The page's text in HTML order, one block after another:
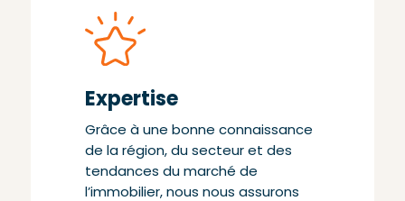
Expertise
Grâce à une bonne connaissance
de la région, du secteur et des
tendances du marché de
l’immobilier, nous nous assurons